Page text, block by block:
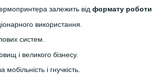
залежить від формату роботи
використання.
систем.
і великого бізнесу.
і гнучкість.